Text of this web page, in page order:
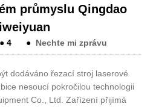
průmyslu Qingdao
●4 ● Nechte mi zprávu
dodáváno řezací stroj laserové
nesoucí pokročilou technologii
Co., Ltd. Zařízení přijímá